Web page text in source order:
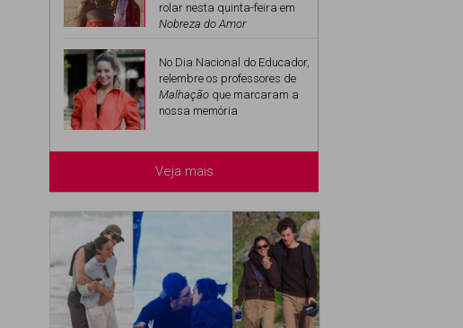
rolar nesta quinta-feira em
Nobreza do Amor
No Dia Nacional do Educador,
relembre os professores de
Malhação que marcaram a
nossa memória
Veja mais